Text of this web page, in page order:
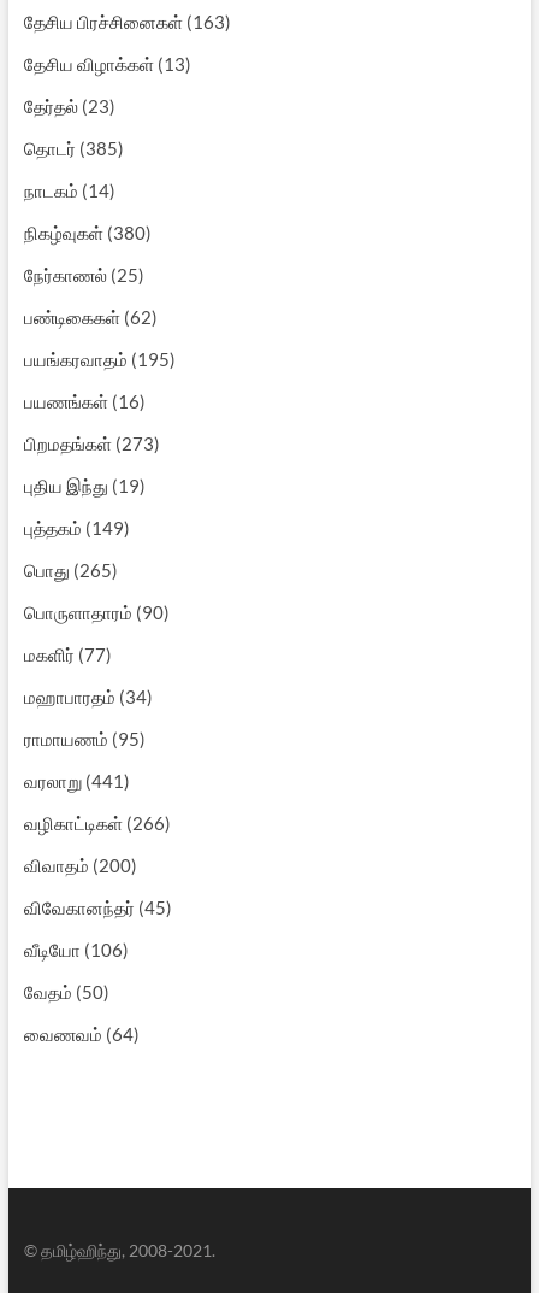
தேசிய பிரச்சினைகள்(163)
தேசிய விழாக்கள்(13)
தேர்தல்(23)
தொடர் (385)
நாடகம் (14)
நிகழ்வுகள்(380)
நேர்காணல்(25)
பண்டிகைகள்(62)
பயங்கரவாதம் (195)
பயணங்கள்(16)
பிறமதங்கள்(273)
புதிய இந்து (19)
புத்தகம் (149)
பொது (265)
பொருளாதாரம் (90)
மகளிர் (77)
மஹாபாரதம் (34)
ராமாயணம் (95)
வரலாறு(441)
வழிகாட்டிகள்(266)
விவாதம் (200)
விவேகானந்தர் (45)
வீடியோ (106)
வேதம் (50)
வைணவம் (64)
© தமிழ்ஹிந்து, 2008-2021.